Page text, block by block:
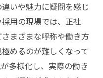
いや魅力に疑問を感じ
用の現場では、正社
まざまな呼称や働き方
めるのが難しくなって
多様化し、実際の働き